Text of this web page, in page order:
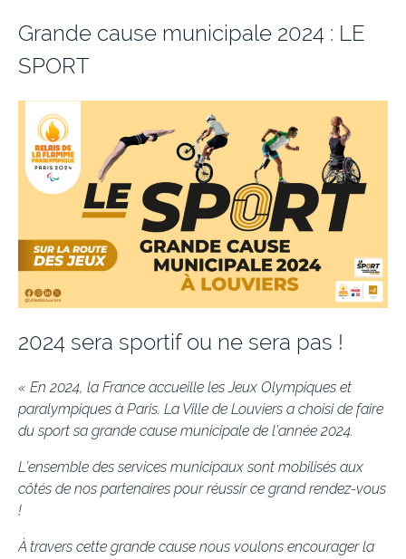
Grande cause municipale 2024 : LE
SPORT
2024 sera sportif ou ne sera pas !
« En 2024, la France accueille les Jeux Olympiques et
paralympiques à Paris. La Ville de Louviers a choisi de faire
du sport sa grande cause municipale de l’année 2024.
L’ensemble des services municipaux sont mobilisés aux
côtés de nos partenaires pour réussir ce grand rendez-vous
!
À travers cette grande cause nous voulons encourager la